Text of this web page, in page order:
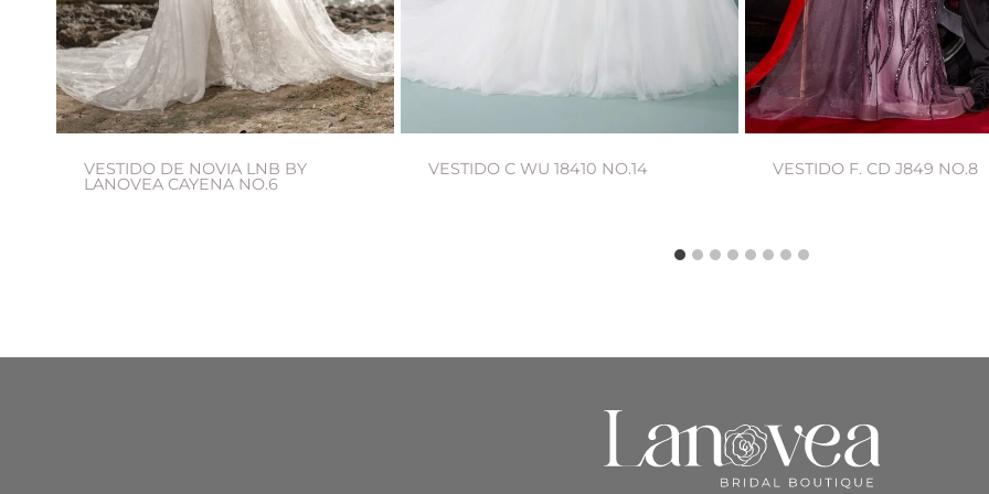
VESTIDO DE NOVIA LNB BY
LANOVEA CAYENA NO.6
VESTIDO C WU 18410 NO.14 VESTIDO F. CD J849 NO.8